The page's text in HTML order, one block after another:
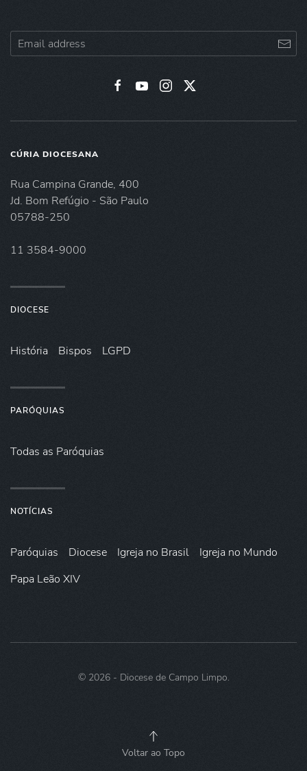
CÚRIA DIOCESANA
Rua Campina Grande, 400
Jd. Bom Refúgio - São Paulo
05788-250
11 3584-9000
DIOCESE
História Bispos LGPD
PARÓQUIAS
Todas as Paróquias
NOTÍCIAS
Paróquias Diocese Igreja no Brasil
Igreja no Mundo
Papa Leão XIV
© 2026- Diocese de Campo Limpo.
Voltar ao Topo